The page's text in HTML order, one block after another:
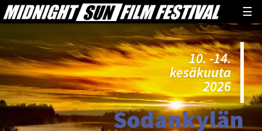
☰
10. -14.
kesäkuuta
2026
Sodankylän